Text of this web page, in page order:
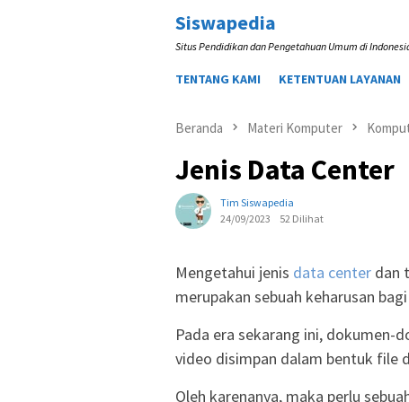
Loncat
Siswapedia
Situs Pendidikan dan Pengetahuan Umum di
TENTANG KAMI KETENTUAN LAYANAN
Beranda Materi Komputer
Jenis Data Center
Tim Siswapedia
24/09/2023
52 Dilihat
Mengetahui jenis data center dan
merupakan sebuah keharusan
Pada era sekarang ini, dokumen-
video disimpan dalam bentuk file
Oleh karenanya, maka perlu